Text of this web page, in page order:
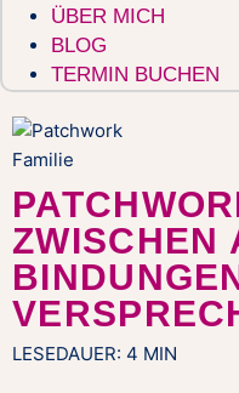
ÜBER MICH
BLOG
TERMIN BUCHEN
ZWISCHEN
LESEDAUER: 4 MIN